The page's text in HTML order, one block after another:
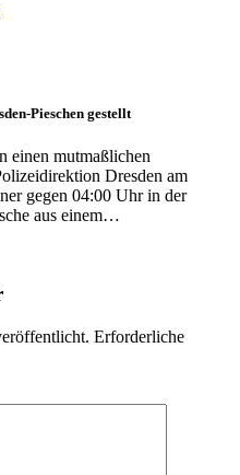
Pieschen gestellt
einen mutmaßlichen
Dresden am
gegen 04:00 Uhr in der
aus einem…
Erforderliche